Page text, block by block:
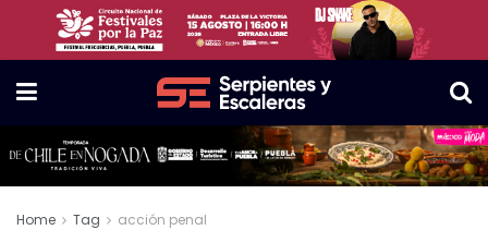
Home Tag acción penal